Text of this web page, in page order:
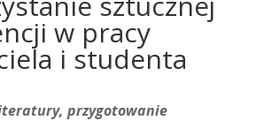
w pracy
i studenta
przygotowanie